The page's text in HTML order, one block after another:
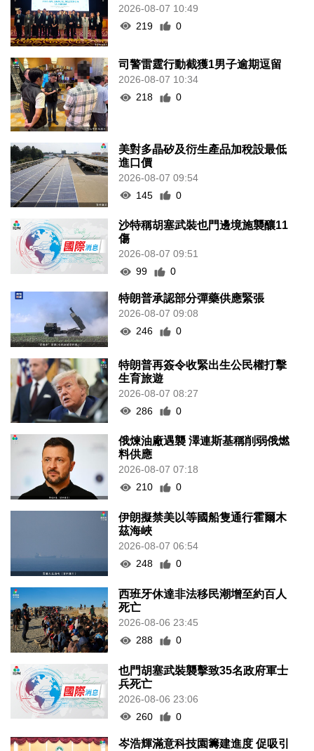
2026-08-07 10:49
219
0
司警雷霆行動截獲1男子逾期逗留
2026-08-07 10:34
218
0
美對多晶矽及衍生產品加稅設最低
進口價
2026-08-07 09:54
145
0
沙特稱胡塞武裝也門邊境施襲釀11
傷
2026-08-07 09:51
99
0
特朗普承認部分彈藥供應緊張
2026-08-07 09:08
246
0
特朗普再簽令收緊出生公民權打擊
生育旅遊
2026-08-07 08:27
286
0
俄煉油廠遇襲 澤連斯基稱削弱俄燃
料供應
2026-08-07 07:18
210
0
伊朗擬禁美以等國船隻通行霍爾木
茲海峽
2026-08-07 06:54
248
0
西班牙休達非法移民潮增至約百人
死亡
2026-08-06 23:45
288
0
也門胡塞武裝襲擊致35名政府軍士
兵死亡
2026-08-06 23:06
260
0
岑浩輝滿意科技園籌建進度 促吸引